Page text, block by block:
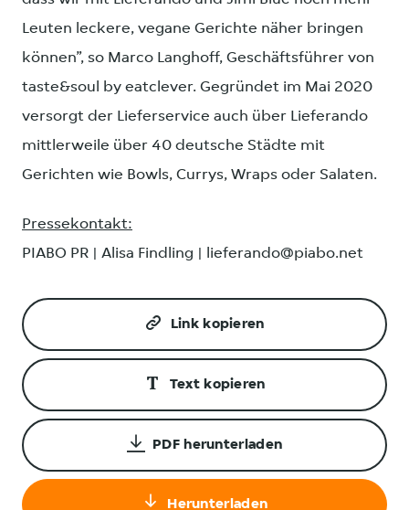
Leuten leckere, vegane Gerichte näher bringen
können”, so Marco Langhoff, Geschäftsführer von
taste&soul by eatclever. Gegründet im Mai 2020
versorgt der Lieferservice auch über Lieferando
mittlerweile über 40 deutsche Städte mit
Gerichten wie Bowls, Currys, Wraps oder Salaten.
Pressekontakt:
PIABO PR | Alisa Findling | lieferando@piabo.net
Link kopieren
Text kopieren
PDF herunterladen
Herunterladen